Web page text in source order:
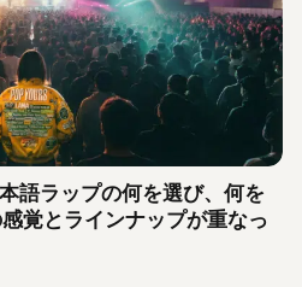
語ラップの何を選び、何を
覚とラインナップが重なっ